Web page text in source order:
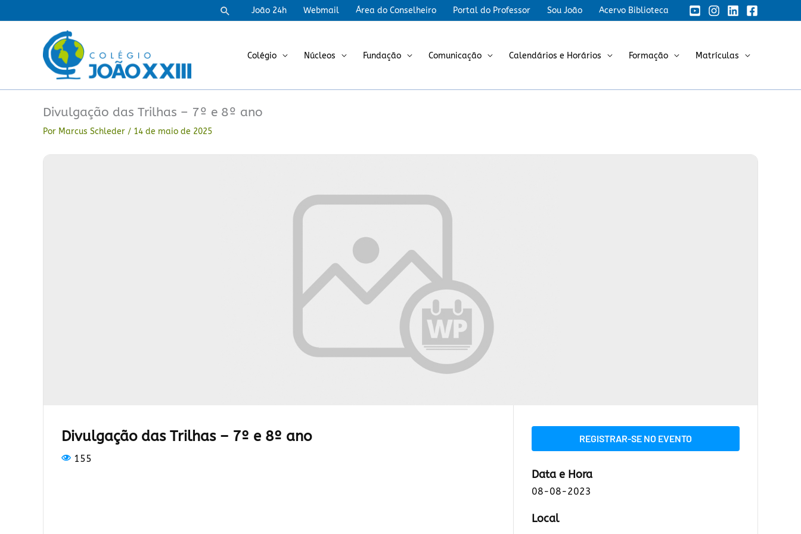
para
PesquisarJoão 24h Webmail Área do Conselheiro Portal do Professor Sou João Acervo Biblioteca
Colégio Núcleos Fundação Comunicação Calendários e Horários Formação Matrículas
Divulgação das Trilhas – 7º e 8º ano
Por Marcus Schleder / 14 de maio de 2025
Divulgação das Trilhas – 7º e 8º ano
155
REGISTRAR-SE NO EVENTO
Data e Hora
08-08-2023
Local